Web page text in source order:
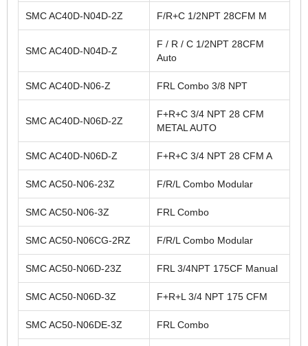
SMC AC40D-N04D-2Z F/R+C 1/2NPT 28CFM M
SMC AC40D-N04D-Z
F / R / C 1/2NPT 28CFM
Auto
SMC AC40D-N06-Z FRL Combo 3/8 NPT
SMC AC40D-N06D-2Z
F+R+C 3/4 NPT 28 CFM
METAL AUTO
SMC AC40D-N06D-Z F+R+C 3/4 NPT 28 CFM A
SMC AC50-N06-23Z F/R/L Combo Modular
SMC AC50-N06-3Z FRL Combo
SMC AC50-N06CG-2RZ F/R/L Combo Modular
SMC AC50-N06D-23Z FRL 3/4NPT 175CF Manual
SMC AC50-N06D-3Z F+R+L 3/4 NPT 175 CFM
SMC AC50-N06DE-3Z FRL Combo